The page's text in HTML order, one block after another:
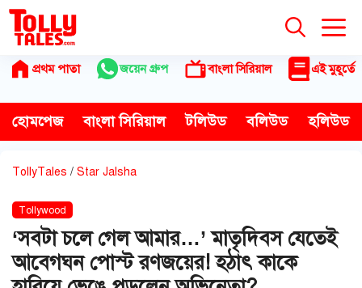
Skip
content
প্রথম পাতা জয়েন গ্রুপ বাংলা সিরিয়াল এই মুহূর্তে
হোমপেজ বাংলা সিরিয়াল টলিউড বলিউড হলিউড
TollyTales / Star Jalsha
Tollywood
‘সবটা চলে গেল আমার…’ মাতৃদিবস যেতেই
আবেগঘন পোস্ট রণজয়ের! হঠাৎ কাকে